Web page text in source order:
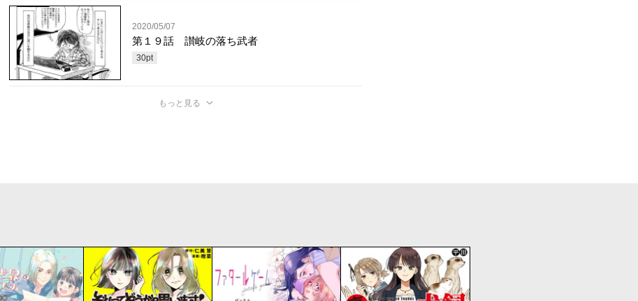
2020/05/07
第１９話 讃岐の落ち武者
30pt
もっと見る